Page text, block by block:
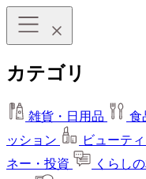
カテゴリ
雑貨・日用品 食
ッション
ビューティ
ネー・投資
くらし